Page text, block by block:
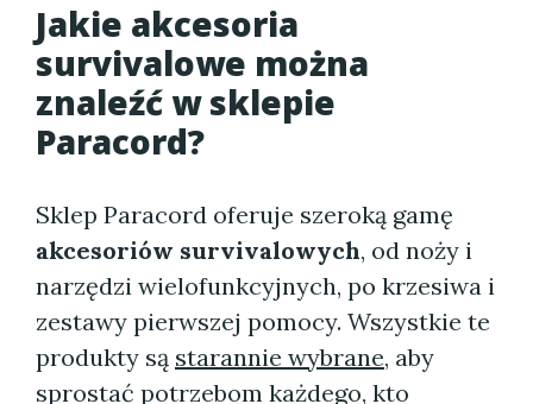
Jakie akcesoria
survivalowe można
znaleźć w sklepie
Paracord?
Sklep Paracord oferuje szeroką gamę
akcesoriów survivalowych, od noży i
narzędzi wielofunkcyjnych, po krzesiwa i
zestawy pierwszej pomocy. Wszystkie te
produkty są starannie wybrane, aby
sprostać potrzebom każdego, kto